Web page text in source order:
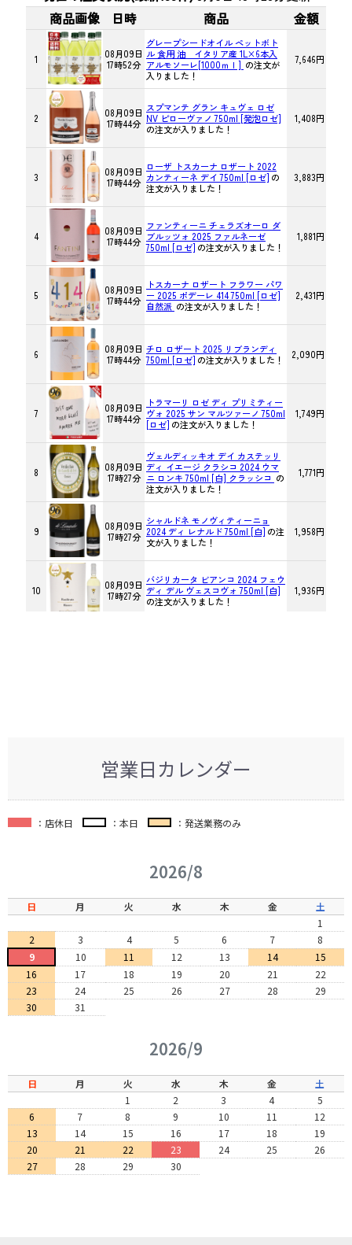
営業日カレンダー
：店休日 ：本日 ：発送業務のみ
2026/8
日 月 火 水 木 金
土
1
2
3 4 5 6 7
8
9
10 11 12 13 14
15
16
17 18 19 20 21
22
23
24 25 26 27 28
29
30
31
2026/9
日 月 火 水 木 金
土
1
2 3 4
5
6
7 8 9 10 11
12
13
14 15 16 17 18
19
20
21 22 23 24 25
26
27
28 29 30